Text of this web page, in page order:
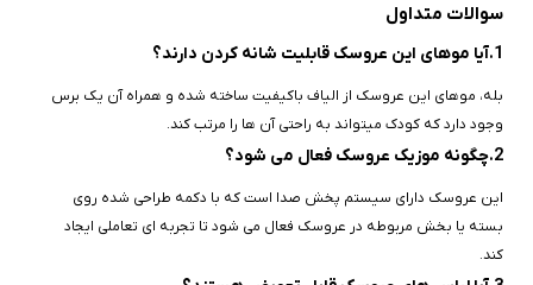
سوالات متداول
1.آیا موهای این عروسک قابلیت شانه کردن دارند؟
بله، موهای این عروسک از الیاف باکیفیت ساخته شده و همراه آن یک برس
وجود دارد که کودک میتواند به راحتی آن‌ ها را مرتب کند.
2.چگونه موزیک عروسک فعال می‌ شود؟
این عروسک دارای سیستم پخش صدا است که با دکمه طراحی شده روی
بسته یا بخش مربوطه در عروسک فعال می‌ شود تا تجربه‌ ای تعاملی ایجاد
کند.